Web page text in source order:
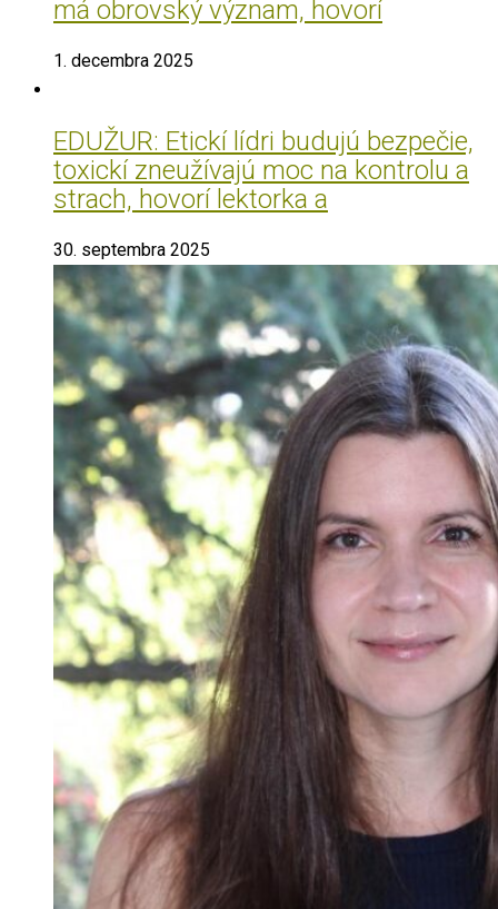
má obrovský význam, hovorí
1. decembra 2025
EDUŽUR: Etickí lídri budujú bezpečie,
toxickí zneužívajú moc na kontrolu a
strach, hovorí lektorka a
30. septembra 2025